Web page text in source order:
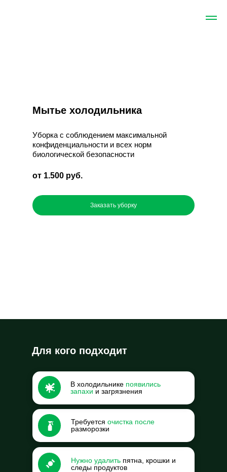
от 1.500 руб.
Уборка с соблюдением максимальной
конфиденциальности и всех норм
биологической безопасности
Мытье холодильника
Заказать уборку
Для кого подходит
Нужно удалить пятна, крошки и
следы продуктов
Требуется очистка после
разморозки
В холодильнике появились
запахи и загрязнения